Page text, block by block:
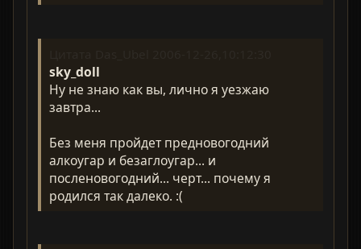
sky_doll
Ну не знаю как вы, лично я уезжаю
завтра...
Без меня пройдет предновогодний
алкоугар и безаглоугар... и
посленовогодний... черт... почему я
родился так далеко. :(